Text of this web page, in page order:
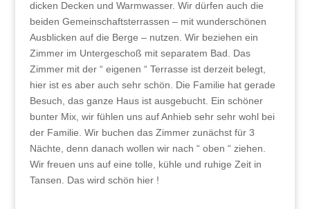
dicken Decken und Warmwasser. Wir dürfen auch die
beiden Gemeinschaftsterrassen – mit wunderschönen
Ausblicken auf die Berge – nutzen. Wir beziehen ein
Zimmer im Untergeschoß mit separatem Bad. Das
Zimmer mit der “ eigenen “ Terrasse ist derzeit belegt,
hier ist es aber auch sehr schön. Die Familie hat gerade
Besuch, das ganze Haus ist ausgebucht. Ein schöner
bunter Mix, wir fühlen uns auf Anhieb sehr sehr wohl bei
der Familie. Wir buchen das Zimmer zunächst für 3
Nächte, denn danach wollen wir nach “ oben “ ziehen.
Wir freuen uns auf eine tolle, kühle und ruhige Zeit in
Tansen. Das wird schön hier !